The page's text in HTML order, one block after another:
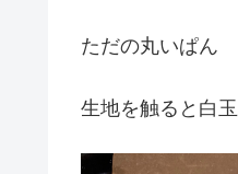
ただの丸いぱん
生地を触ると白